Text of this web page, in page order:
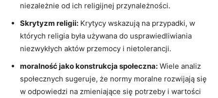
niezależnie od ich religijnej przynależności.
Skrytyzm ‍religii: Krytycy wskazują ⁤na przypadki, ‌w
których religia⁢ była używana do usprawiedliwiania
niezwykłych ​aktów przemocy‌ i nietolerancji.
moralność jako konstrukcja społeczna: Wiele analiz​
społecznych ⁣sugeruje, że normy moralne⁣ rozwijają‌ się
w odpowiedzi na zmieniające się potrzeby ​i wartości